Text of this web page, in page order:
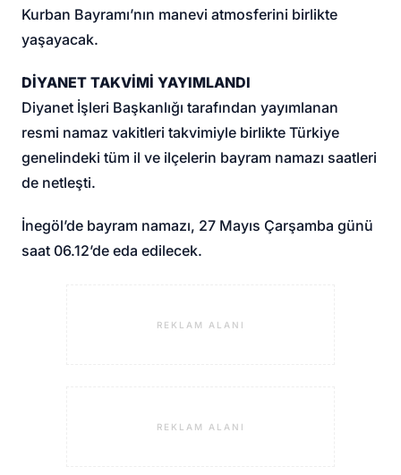
Kurban Bayramı’nın manevi atmosferini birlikte
yaşayacak.
DİYANET TAKVİMİ YAYIMLANDI
Diyanet İşleri Başkanlığı tarafından yayımlanan
resmi namaz vakitleri takvimiyle birlikte Türkiye
genelindeki tüm il ve ilçelerin bayram namazı saatleri
de netleşti.
İnegöl’de bayram namazı, 27 Mayıs Çarşamba günü
saat 06.12’de eda edilecek.
REKLAM ALANI
REKLAM ALANI